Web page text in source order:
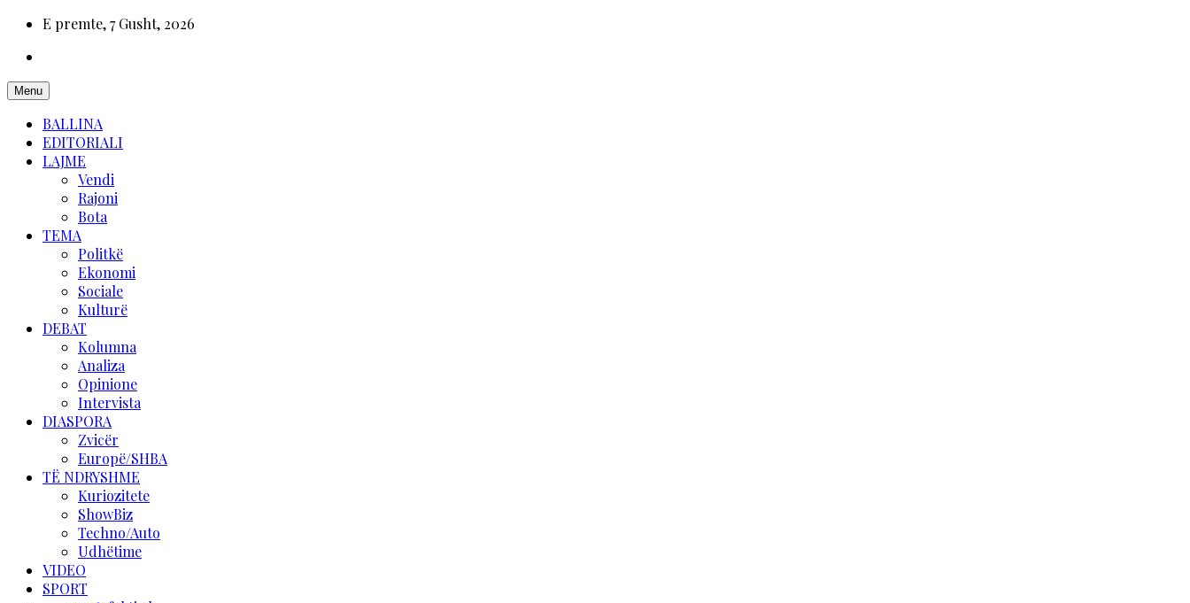
E premte, 7 Gusht, 2026
Menu
BALLINA
EDITORIALI
LAJME
Vendi
Rajoni
Bota
TEMA
Politkë
Ekonomi
Sociale
Kulturë
DEBAT
Kolumna
Analiza
Opinione
Intervista
DIASPORA
Zvicër
Europë/SHBA
TË NDRYSHME
Kuriozitete
ShowBiz
Techno/Auto
Udhëtime
VIDEO
SPORT